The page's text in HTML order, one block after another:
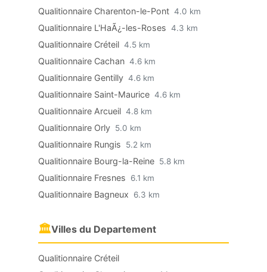
Qualitionnaire Charenton-le-Pont 4.0 km
Qualitionnaire L'HaÃ¿-les-Roses 4.3 km
Qualitionnaire Créteil 4.5 km
Qualitionnaire Cachan 4.6 km
Qualitionnaire Gentilly 4.6 km
Qualitionnaire Saint-Maurice 4.6 km
Qualitionnaire Arcueil 4.8 km
Qualitionnaire Orly 5.0 km
Qualitionnaire Rungis 5.2 km
Qualitionnaire Bourg-la-Reine 5.8 km
Qualitionnaire Fresnes 6.1 km
Qualitionnaire Bagneux 6.3 km
🏛Villes du Departement
Qualitionnaire Créteil